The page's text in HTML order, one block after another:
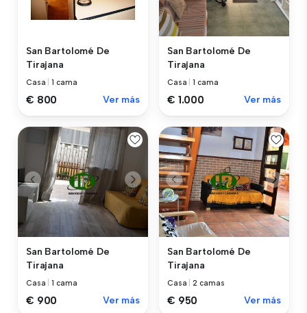
San Bartolomé De
Tirajana
Casa |1 cama
€ 800 Ver más
San Bartolomé De
Tirajana
Casa |1 cama
€ 1.000 Ver más
San Bartolomé De
Tirajana
Casa |1 cama
€ 900 Ver más
San Bartolomé De
Tirajana
Casa |2 camas
€ 950 Ver más